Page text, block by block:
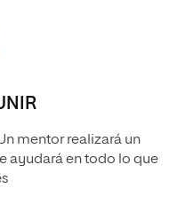
mentor realizará un
ayudará en todo lo que